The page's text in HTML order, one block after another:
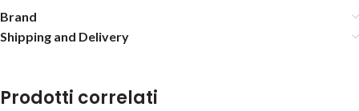
Brand
Shipping and Delivery
Prodotti correlati